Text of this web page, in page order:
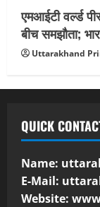
एमआईटी वर्ल्ड
बीच समझौता;
Uttarakhand
QUICK
Name:
E-Mail:
Website: